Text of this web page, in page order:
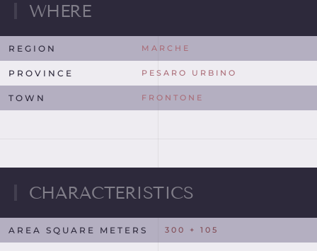
WHERE
REGION MARCHE
PROVINCE PESARO URBINO
TOWN FRONTONE
CHARACTERISTICS
AREA SQUARE METERS 300 + 105